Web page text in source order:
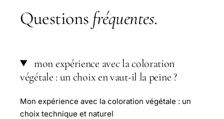
Questions fréquentes.
mon expérience avec la coloration
végétale : un choix en vaut-il la peine ?
Mon expérience avec la coloration végétale : un
choix technique et naturel